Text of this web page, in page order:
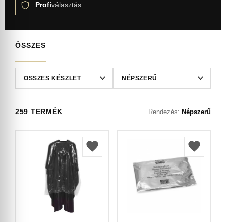
Profiválasztás
ÖSSZES
259 TERMÉK Rendezés: Népszerű